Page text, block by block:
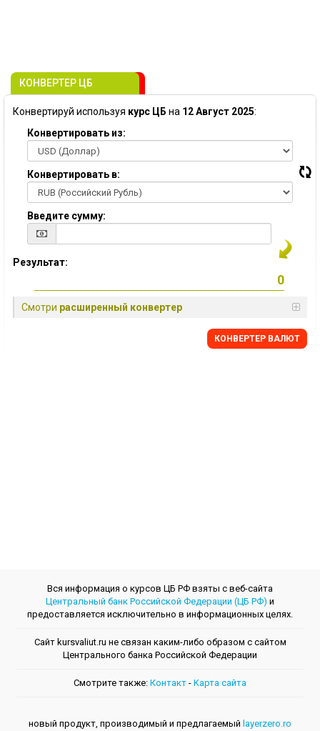
КОНВЕРТЕР ЦБ
Конвертируй используя курс ЦБ на 12 Август 2025:
Конвертировать из:
Конвертировать в:
Введите сумму:
Результат:
Смотри расширенный конвертер
КОНВЕРТЕР ВАЛЮТ
Вся информация о курсов ЦБ РФ взяты с веб-сайта
Центральный банк Российской Федерации (ЦБ РФ) и
предоставляется исключительно в информационных целях.
Сайт kursvaliut.ru не связан каким-либо образом с сайтом
Центрального банкa Российской Федерации
Смотрите также: Контакт - Kарта сайта
новый продукт, производимый и предлагаемый layerzero.ro